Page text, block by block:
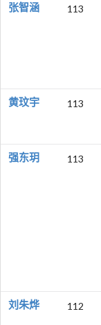
张智涵 113
黄玟宇 113
强东玥 113
刘朱烨 112